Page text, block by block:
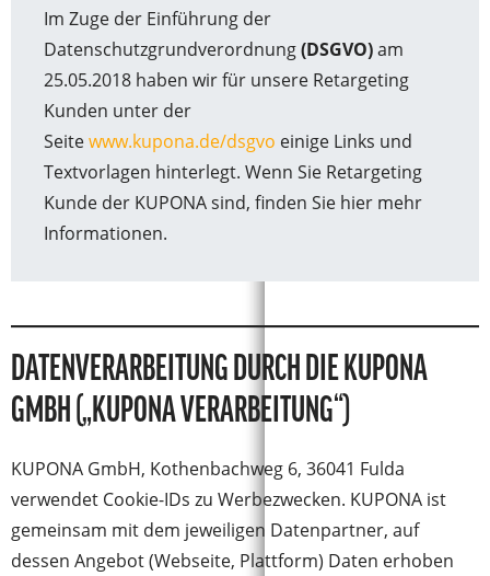
Im Zuge der Einführung der
Datenschutzgrundverordnung(DSGVO)am
25.05.2018 haben wir für unsere Retargeting
Kunden unter der
Seitewww.kupona.de/dsgvo einige Links und
Textvorlagen hinterlegt. Wenn Sie Retargeting
Kunde der KUPONA sind, finden Sie hier mehr
Informationen.
DATENVERARBEITUNG DURCH DIE KUPONA
GMBH („KUPONA VERARBEITUNG“)
KUPONA GmbH, Kothenbachweg 6, 36041 Fulda
verwendet Cookie-IDs zu Werbezwecken. KUPONA ist
gemeinsam mit dem jeweiligen Datenpartner, auf
dessen Angebot (Webseite, Plattform) Daten erhoben